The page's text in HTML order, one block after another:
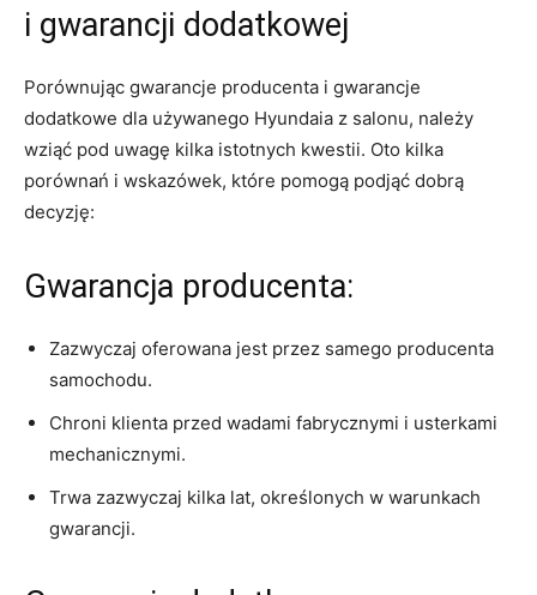
i gwarancji ​dodatkowej
Porównując gwarancje ‌producenta i gwarancje
dodatkowe‍ dla⁣ używanego ‍Hyundaia​ z salonu,⁤ należy
wziąć ⁢pod‌ uwagę kilka istotnych kwestii. Oto kilka
porównań‌ i ⁣wskazówek, które⁢ pomogą podjąć dobrą
⁤decyzję:
Gwarancja producenta:
Zazwyczaj oferowana jest‍ przez samego producenta
samochodu.
Chroni klienta przed wadami fabrycznymi i usterkami
‌mechanicznymi.
Trwa ⁣zazwyczaj kilka lat, określonych​ w warunkach ​
gwarancji.